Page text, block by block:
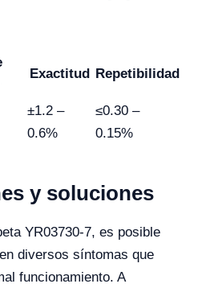
Exactitud Repetibilidad
±1.2 –
0.6%
≤0.30 –
0.15%
y soluciones
YR03730-7, es posible
diversos síntomas que
funcionamiento. A